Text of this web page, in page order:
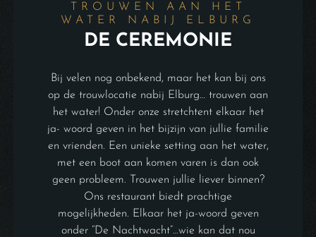
TROUWEN AAN HET
WATER NABIJ ELBURG
DE CEREMONIE
Bij velen nog onbekend, maar het kan bij ons
op de trouwlocatie nabij Elburg… trouwen aan
het water! Onder onze stretchtent elkaar het
ja- woord geven in het bijzijn van jullie familie
en vrienden. Een unieke setting aan het water,
met een boot aan komen varen is dan ook
geen probleem. Trouwen jullie liever binnen?
Ons restaurant biedt prachtige
mogelijkheden. Elkaar het ja-woord geven
onder “De Nachtwacht”…wie kan dat nou